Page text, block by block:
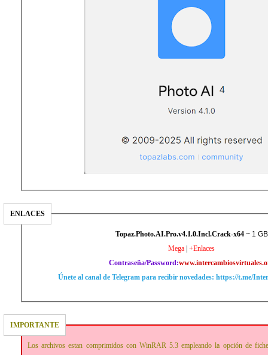
ENLACES
Topaz.Photo.AI.Pro.v4.1.0.Incl.Crack-x64~ 1 GB
Mega +Enlaces
Contraseña/Password:
Únete al canal de Telegram para recibir novedades: https://t.me/
IMPORTANTE
Los archivos estan comprimidos con WinRAR 5.3 empleando la opción de